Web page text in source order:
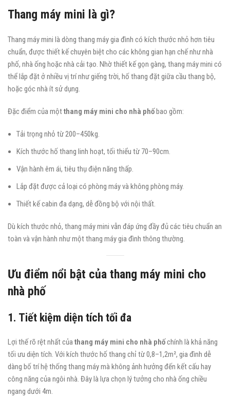
Thang máy mini là gì?
Thang máy mini là dòng thang máy gia đình có kích thước nhỏ hơn tiêu
chuẩn, được thiết kế chuyên biệt cho các không gian hạn chế như nhà
phố, nhà ống hoặc nhà cải tạo. Nhờ thiết kế gọn gàng, thang máy mini có
thể lắp đặt ở nhiều vị trí như giếng trời, hố thang đặt giữa cầu thang bộ,
hoặc góc nhà ít sử dụng.
Đặc điểm của mộtthang máy mini cho nhà phốbao gồm:
Tải trọng nhỏ từ 200–450kg.
Kích thước hố thang linh hoạt, tối thiểu từ 70–90cm.
Vận hành êm ái, tiêu thụ điện năng thấp.
Lắp đặt được cả loại có phòng máy và không phòng máy.
Thiết kế cabin đa dạng, dễ đồng bộ với nội thất.
Dù kích thước nhỏ, thang máy mini vẫn đáp ứng đầy đủ các tiêu chuẩn an
toàn và vận hành như một thang máy gia đình thông thường.
Ưu điểm nổi bật của thang máy mini cho
nhà phố
1. Tiết kiệm diện tích tối đa
Lợi thế rõ rệt nhất củathang máy mini cho nhà phốchính là khả năng
tối ưu diện tích. Với kích thước hố thang chỉ từ 0,8–1,2m², gia đình dễ
dàng bố trí hệ thống thang máy mà không ảnh hưởng đến kết cấu hay
công năng của ngôi nhà. Đây là lựa chọn lý tưởng cho nhà ống chiều
ngang dưới 4m.